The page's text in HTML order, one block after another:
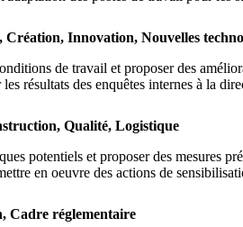
Innovation, Nouvelles
de travail et proposer des
résultats des enquêtes internes à la
Qualité, Logistique
potentiels et proposer des mesures
en oeuvre des actions de
Cadre réglementaire